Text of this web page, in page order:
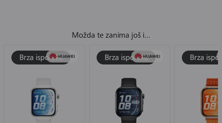
Možda te zanima još i...